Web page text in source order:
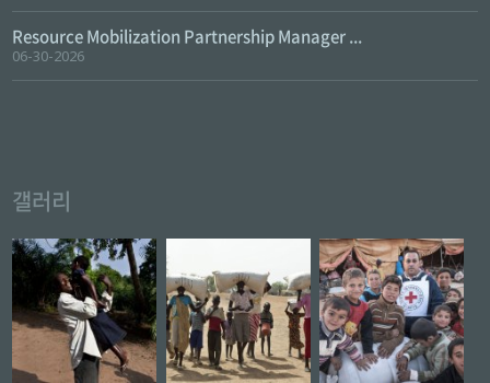
Resource Mobilization Partnership Manager ...
06-30-2026
갤러리